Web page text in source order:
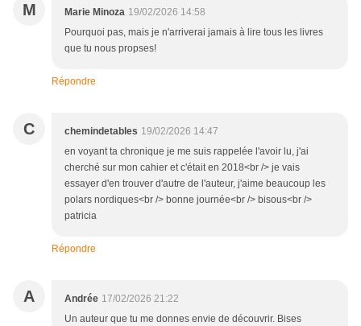
M Marie Minoza 19/02/2026 14:58
Pourquoi pas, mais je n'arriverai jamais à lire tous les livres
que tu nous propses!
Répondre
C chemindetables 19/02/2026 14:47
en voyant ta chronique je me suis rappelée l'avoir lu, j'ai
cherché sur mon cahier et c'était en 2018<br /> je vais
essayer d'en trouver d'autre de l'auteur, j'aime beaucoup les
polars nordiques<br /> bonne journée<br /> bisous<br />
patricia
Répondre
A Andrée 17/02/2026 21:22
Un auteur que tu me donnes envie de découvrir. Bises